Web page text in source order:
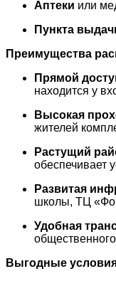
Аптеки или
Пункта
Преимущества
Прямой
находится у
Высокая
жителей
Растущий
обеспечивает
Развитая
школы, ТЦ
Удобная
Выгодные